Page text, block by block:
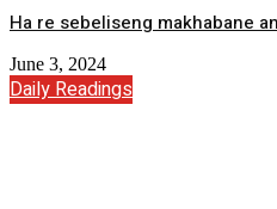
Ha re sebeliseng makhabane
June 3, 2024
Daily Readings